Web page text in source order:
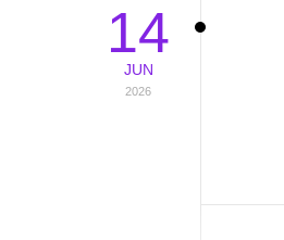
14
JUN
2026